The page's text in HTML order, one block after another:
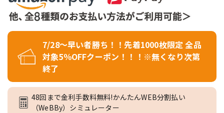
7/28～早い者勝ち！！先着1000枚限定 全品
対象5％OFFクーポン！！！※無くなり次第
終了
48回まで金利手数料無料!かんたんWEB分割払い
（WeBBy）シミュレーター